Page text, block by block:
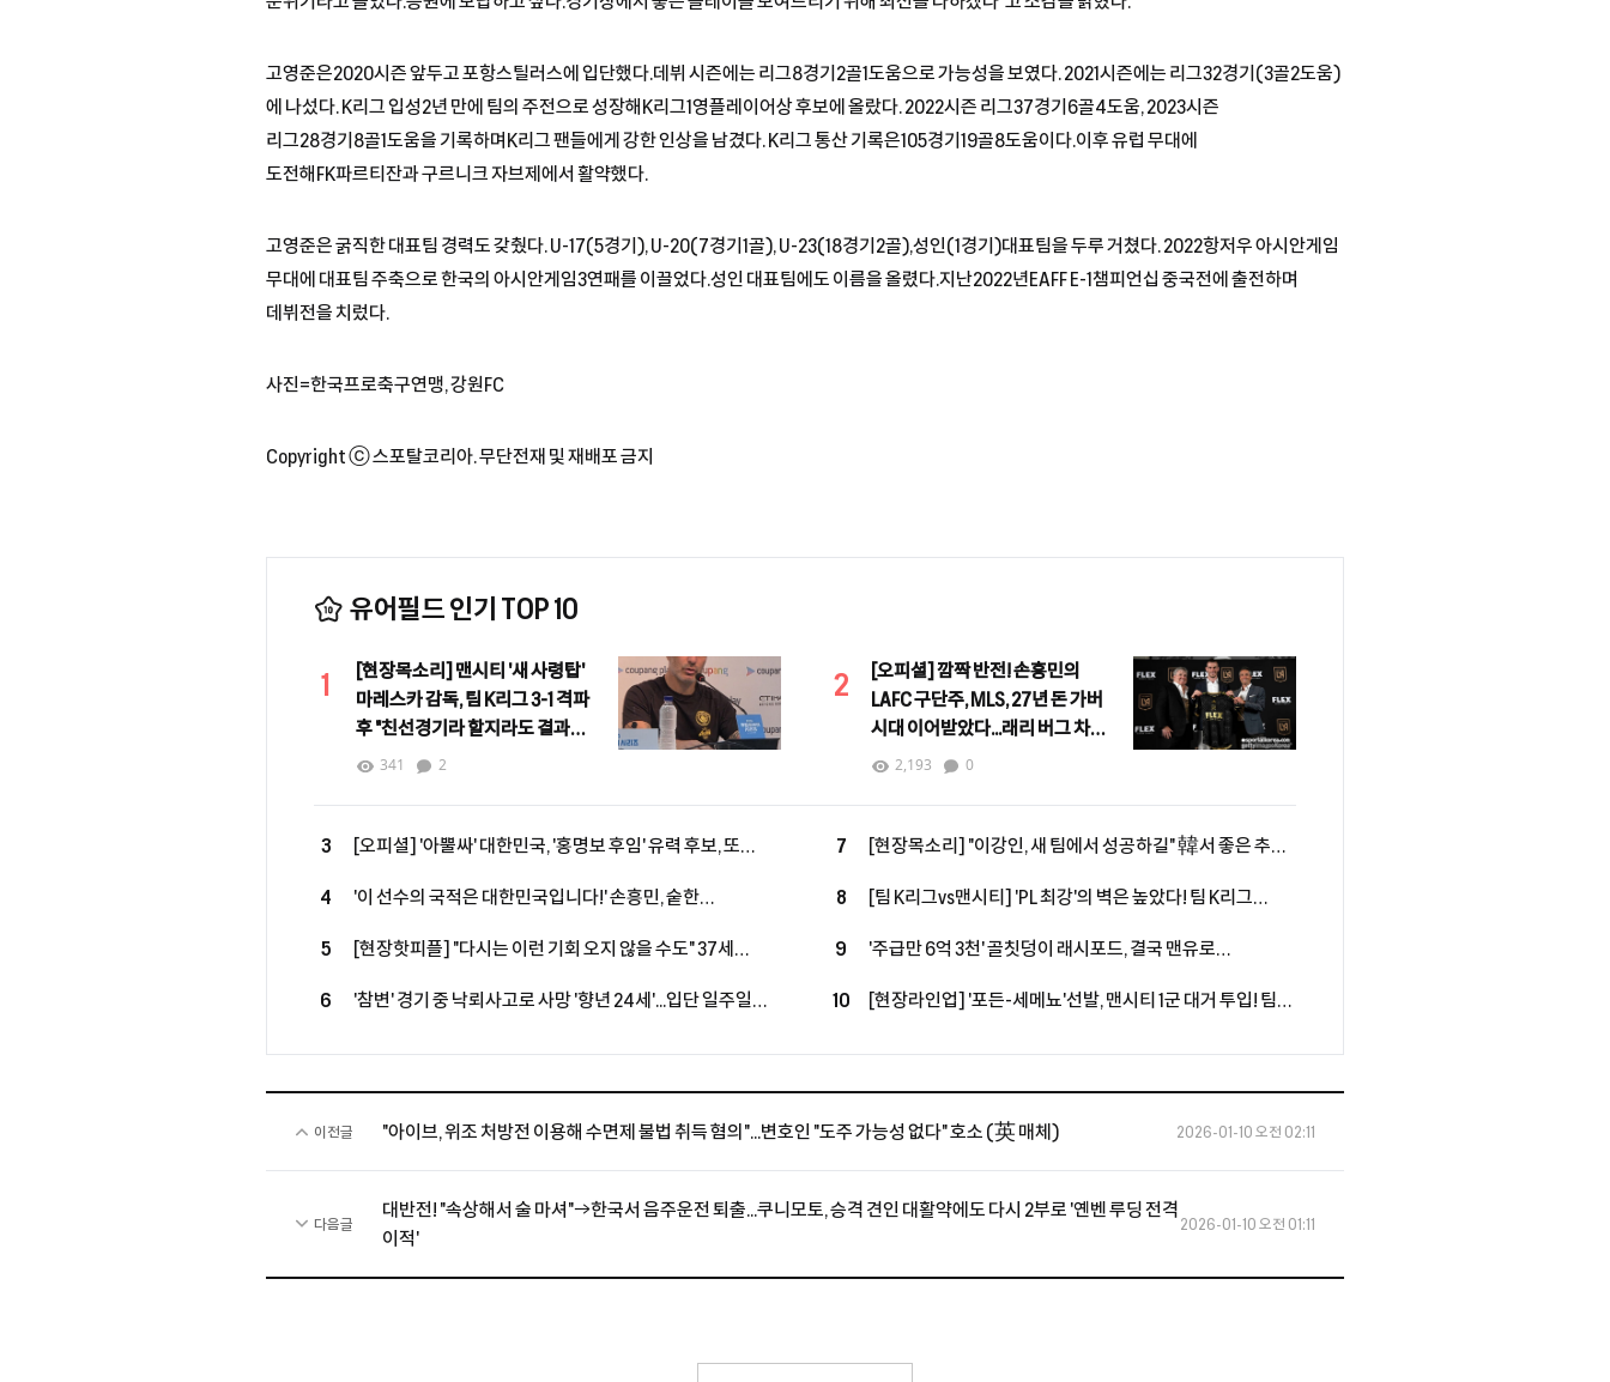
고영준은2020시즌 앞두고 포항스틸러스에 입단했다.데뷔 시즌에는 리그8경기2골1도움으로 가능성을 보였다. 2021시즌에는 리그32경기(3골2도움)
에 나섰다. K리그 입성2년 만에 팀의 주전으로 성장해K리그1영플레이어상 후보에 올랐다. 2022시즌 리그37경기6골4도움, 2023시즌
리그28경기8골1도움을 기록하며K리그 팬들에게 강한 인상을 남겼다. K리그 통산 기록은105경기19골8도움이다.이후 유럽 무대에
도전해FK파르티잔과 구르니크 자브제에서 활약했다.
고영준은 굵직한 대표팀 경력도 갖췄다. U-17(5경기), U-20(7경기1골), U-23(18경기2골),성인(1경기)대표팀을 두루 거쳤다. 2022항저우 아시안게임
무대에 대표팀 주축으로 한국의 아시안게임3연패를 이끌었다.성인 대표팀에도 이름을 올렸다.지난2022년EAFF E-1챔피언십 중국전에 출전하며
데뷔전을 치렀다.
사진=한국프로축구연맹, 강원FC
Copyright ⓒ 스포탈코리아. 무단전재 및 재배포 금지
유어필드 인기 TOP 10
1
[현장목소리] 맨시티 '새 사령탑'
마레스카 감독, 팀 K리그 3-1 격파
후 "친선경기라 할지라도 결과는
중요"
341 2
2
[오피셜] 깜짝 반전! 손흥민의
LAFC 구단주, MLS, 27년 돈 가버
시대 이어받았다...래리 버그 차기
커미셔너로 선임
2,193 0
3
[오피셜] '아뿔싸' 대한민국, '홍명보 후임' 유력 후보, 또
복귀 성사
4
'이 선수의 국적은 대한민국입니다!' 손흥민, 숱한
5
[현장핫피플] "다시는 이런 기회 오지 않을 수도" 37세
기회"
6
'참변' 경기 중 낙뢰사고로 사망 '향년 24세'...입단 일주일
7
[현장목소리] "이강인, 새 팀에서 성공하길" 韓서 좋은 추억
8
[팀 K리그vs맨시티] 'PL 최강'의 벽은 높았다! 팀 K리그
9
'주급만 6억 3천' 골칫덩이 래시포드, 결국 맨유로
10
[현장라인업] '포든-세메뇨'선발, 맨시티 1군 대거 투입! 팀
이전글 "아이브, 위조 처방전 이용해 수면제 불법 취득 혐의"...변호인 "도주 가능성 없다" 호소 (英 매체) 2026-01-10 오전 02:11
다음글
대반전! "속상해서 술 마셔"→한국서 음주운전 퇴출...쿠니모토, 승격 견인 대활약에도 다시 2부로 '옌벤 루딩 전격
이적'
2026-01-10 오전 01:11